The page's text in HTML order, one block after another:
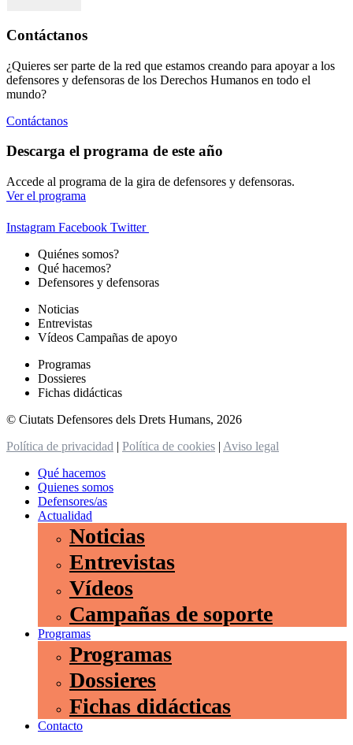
Contáctanos
¿Quieres ser parte de la red que estamos creando para apoyar a los
defensores y defensoras de los Derechos Humanos en todo el
mundo?
Contáctanos
Descarga el programa de este año
Accede al programa de la gira de defensores y defensoras.
Ver el programa
Instagram Facebook Twitter
Quiénes somos?
Qué hacemos?
Defensores y defensoras
Noticias
Entrevistas
Vídeos Campañas de apoyo
Programas
Dossieres
Fichas didácticas
© Ciutats Defensores dels Drets Humans, 2026
Política de privacidad | Política de cookies | Aviso legal
Qué hacemos
Quienes somos
Defensores/as
Actualidad
Noticias
Entrevistas
Vídeos
Campañas de soporte
Programas
Programas
Dossieres
Fichas didácticas
Contacto